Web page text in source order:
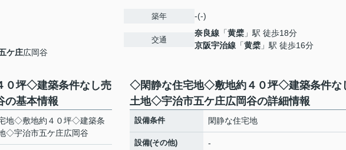
ケ庄広岡谷
築年 -(-)
交通
奈良線 「黄檗 」駅 徒歩18分
京阪宇治線 「黄檗 」駅 徒歩16分
坪◇建築条件なし売
の基本情報
地◇敷地約４０坪◇建築条
◇宇治市五ケ庄広岡谷
◇閑静な住宅地◇敷地約４０坪◇建築条件な
土地◇宇治市五ケ庄広岡谷の詳細情報
設備条件 閑静な住宅地
設備(その他) -